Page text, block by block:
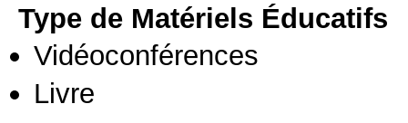
Type de Matériels Éducatifs
Vidéoconférences
Livre